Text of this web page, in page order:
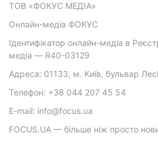
ТОВ «ФОКУС МЕДІА»
Онлайн-медіа ФОКУС
Ідентифікатор онлайн-медіа в
медіа — R40-03129
Адреса: 01133, м. Київ, бульвар
Телефон: +38 044 207 45 54
E-mail: info@focus.ua
FOCUS.UA — більше ніж просто